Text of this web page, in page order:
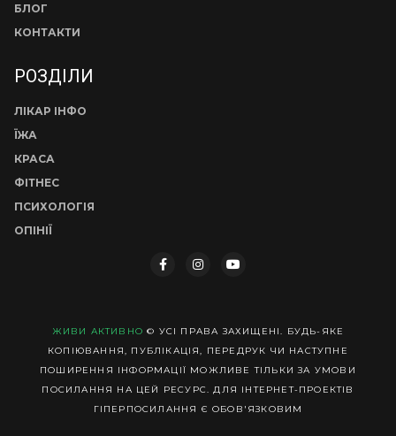
БЛОГ
КОНТАКТИ
РОЗДІЛИ
ЛІКАР ІНФО
ЇЖА
КРАСА
ФІТНЕС
ПСИХОЛОГІЯ
ОПІНІЇ
ЖИВИ АКТИВНО © УСІ ПРАВА ЗАХИЩЕНІ. БУДЬ-ЯКЕ
КОПІЮВАННЯ, ПУБЛІКАЦІЯ, ПЕРЕДРУК ЧИ НАСТУПНЕ
ПОШИРЕННЯ ІНФОРМАЦІЇ МОЖЛИВЕ ТІЛЬКИ ЗА УМОВИ
ПОСИЛАННЯ НА ЦЕЙ РЕСУРС. ДЛЯ ІНТЕРНЕТ-ПРОЕКТІВ
ГІПЕРПОСИЛАННЯ Є ОБОВ'ЯЗКОВИМ